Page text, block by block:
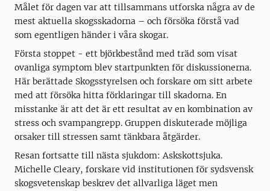
Målet för dagen var att tillsammans utforska några av de
mest aktuella skogsskadorna – och försöka förstå vad
som egentligen händer i våra skogar.
Första stoppet - ett björkbestånd med träd som visat
ovanliga symptom blev startpunkten för diskussionerna.
Här berättade Skogsstyrelsen och forskare om sitt arbete
med att försöka hitta förklaringar till skadorna. En
misstanke är att det är ett resultat av en kombination av
stress och svampangrepp. Gruppen diskuterade möjliga
orsaker till stressen samt tänkbara åtgärder.
Resan fortsatte till nästa sjukdom: Askskottsjuka.
Michelle Cleary, forskare vid institutionen för sydsvensk
skogsvetenskap beskrev det allvarliga läget men